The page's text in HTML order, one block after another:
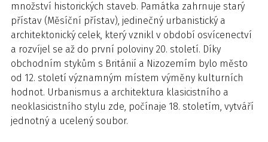
množství historických staveb. Památka zahrnuje starý
přístav (Měsíční přístav), jedinečný urbanistický a
architektonický celek, který vznikl v období osvícenectví
a rozvíjel se až do první poloviny 20. století. Díky
obchodním stykům s Británií a Nizozemím bylo město
od 12. století významným místem výměny kulturních
hodnot. Urbanismus a architektura klasicistního a
neoklasicistního stylu zde, počínaje 18. stoletím, vytváří
jednotný a ucelený soubor.